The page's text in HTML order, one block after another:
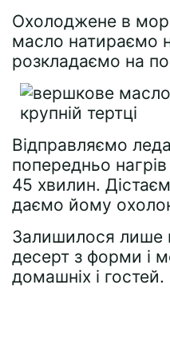
Охолоджене в
масло натираємо
розкладаємо на
Відправляємо
попередньо нагрів
45 хвилин.
даємо йому
Залишилося лише
десерт з форми і
домашніх і гостей.